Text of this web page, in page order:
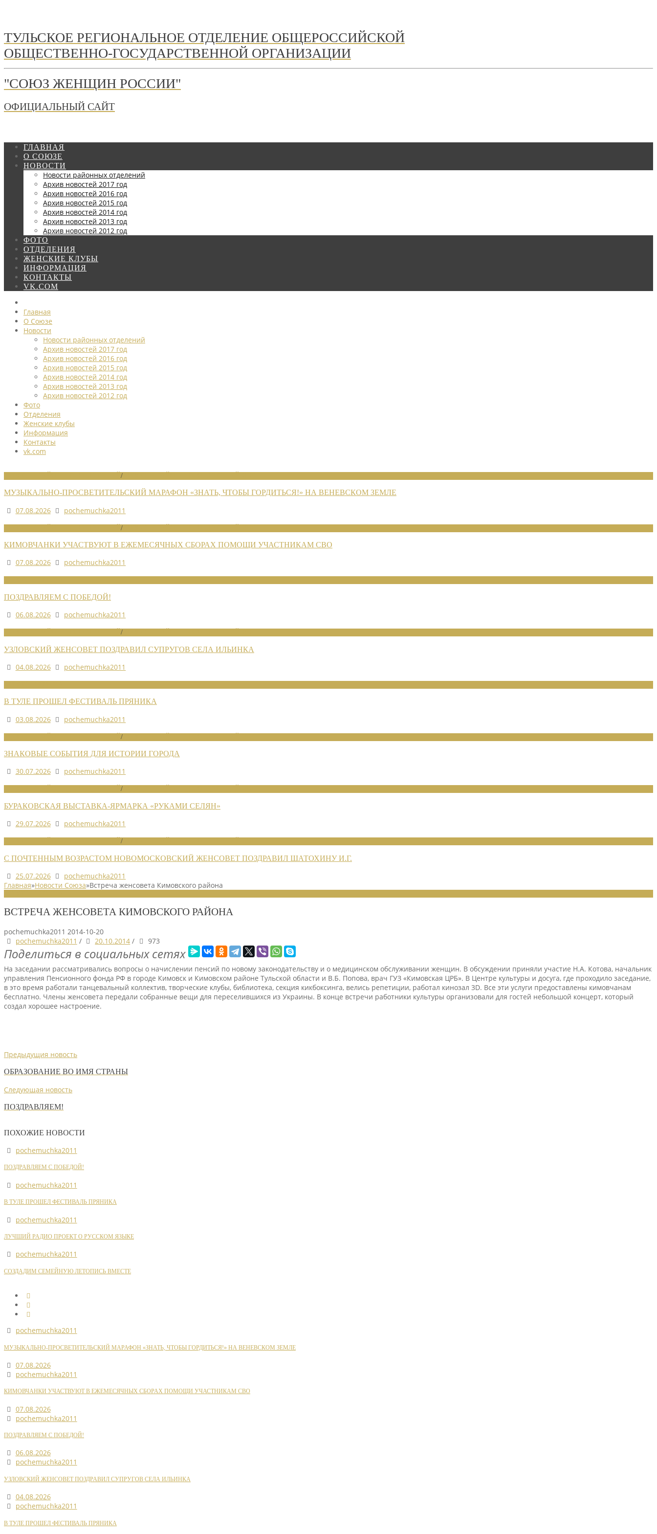
ТУЛЬСКОЕ РЕГИОНАЛЬНОЕ ОТДЕЛЕНИЕ ОБЩЕРОССИЙСКОЙ
ОБЩЕСТВЕННО-ГОСУДАРСТВЕННОЙ ОРГАНИЗАЦИИ
"СОЮЗ ЖЕНЩИН РОССИИ"
ОФИЦИАЛЬНЫЙ САЙТ
ГЛАВНАЯ
О СОЮЗЕ
НОВОСТИ
Новости районных отделений
Архив новостей 2017 год
Архив новостей 2016 год
Архив новостей 2015 год
Архив новостей 2014 год
Архив новостей 2013 год
Архив новостей 2012 год
ФОТО
ОТДЕЛЕНИЯ
ЖЕНСКИЕ КЛУБЫ
ИНФОРМАЦИЯ
КОНТАКТЫ
VK.COM
Главная
О Союзе
Новости
Новости районных отделений
Архив новостей 2017 год
Архив новостей 2016 год
Архив новостей 2015 год
Архив новостей 2014 год
Архив новостей 2013 год
Архив новостей 2012 год
Фото
Отделения
Женские клубы
Информация
Контакты
vk.com
/
МУЗЫКАЛЬНО-ПРОСВЕТИТЕЛЬСКИЙ МАРАФОН «ЗНАТЬ, ЧТОБЫ ГОРДИТЬСЯ!» НА ВЕНЕВСКОМ ЗЕМЛЕ
07.08.2026
pochemuchka2011
/
КИМОВЧАНКИ УЧАСТВУЮТ В ЕЖЕМЕСЯЧНЫХ СБОРАХ ПОМОЩИ УЧАСТНИКАМ СВО
07.08.2026
pochemuchka2011
ПОЗДРАВЛЯЕМ С ПОБЕДОЙ!
06.08.2026
pochemuchka2011
/
УЗЛОВСКИЙ ЖЕНСОВЕТ ПОЗДРАВИЛ СУПРУГОВ СЕЛА ИЛЬИНКА
04.08.2026
pochemuchka2011
В ТУЛЕ ПРОШЕЛ ФЕСТИВАЛЬ ПРЯНИКА
03.08.2026
pochemuchka2011
/
ЗНАКОВЫЕ СОБЫТИЯ ДЛЯ ИСТОРИИ ГОРОДА
30.07.2026
pochemuchka2011
/
БУРАКОВСКАЯ ВЫСТАВКА-ЯРМАРКА «РУКАМИ СЕЛЯН»
29.07.2026
pochemuchka2011
/
С ПОЧТЕННЫМ ВОЗРАСТОМ НОВОМОСКОВСКИЙ ЖЕНСОВЕТ ПОЗДРАВИЛ ШАТОХИНУ И.Г.
25.07.2026
pochemuchka2011
Главная»Новости Союза»Встреча женсовета Кимовского района
ВСТРЕЧА ЖЕНСОВЕТА КИМОВСКОГО РАЙОНА
pochemuchka2011 2014-10-20
pochemuchka2011 / 20.10.2014 / 973
Поделиться в социальных сетях
На заседании рассматривались вопросы о начислении пенсий по новому законодательству и о медицинском обслуживании женщин. В обсуждении приняли участие Н.А. Котова, начальник
управления Пенсионного фонда РФ в городе Кимовск и Кимовском районе Тульской области и В.Б. Попова, врач ГУЗ «Кимовская ЦРБ». В Центре культуры и досуга, где проходило заседание,
в это время работали танцевальный коллектив, творческие клубы, библиотека, секция кикбоксинга, велись репетиции, работал кинозал 3D. Все эти услуги предоставлены кимовчанам
бесплатно. Члены женсовета передали собранные вещи для переселившихся из Украины. В конце встречи работники культуры организовали для гостей небольшой концерт, который
создал хорошее настроение.
Предыдущия новость
ОБРАЗОВАНИЕ ВО ИМЯ СТРАНЫ
Следующая новость
ПОЗДРАВЛЯЕМ!
ПОХОЖИЕ НОВОСТИ
pochemuchka2011
ПОЗДРАВЛЯЕМ С ПОБЕДОЙ!
pochemuchka2011
В ТУЛЕ ПРОШЕЛ ФЕСТИВАЛЬ ПРЯНИКА
pochemuchka2011
ЛУЧШИЙ РАДИО ПРОЕКТ О РУССКОМ ЯЗЫКЕ
pochemuchka2011
СОЗДАДИМ СЕМЕЙНУЮ ЛЕТОПИСЬ ВМЕСТЕ
pochemuchka2011
МУЗЫКАЛЬНО-ПРОСВЕТИТЕЛЬСКИЙ МАРАФОН «ЗНАТЬ, ЧТОБЫ ГОРДИТЬСЯ!» НА ВЕНЕВСКОМ ЗЕМЛЕ
07.08.2026
pochemuchka2011
КИМОВЧАНКИ УЧАСТВУЮТ В ЕЖЕМЕСЯЧНЫХ СБОРАХ ПОМОЩИ УЧАСТНИКАМ СВО
07.08.2026
pochemuchka2011
ПОЗДРАВЛЯЕМ С ПОБЕДОЙ!
06.08.2026
pochemuchka2011
УЗЛОВСКИЙ ЖЕНСОВЕТ ПОЗДРАВИЛ СУПРУГОВ СЕЛА ИЛЬИНКА
04.08.2026
pochemuchka2011
В ТУЛЕ ПРОШЕЛ ФЕСТИВАЛЬ ПРЯНИКА